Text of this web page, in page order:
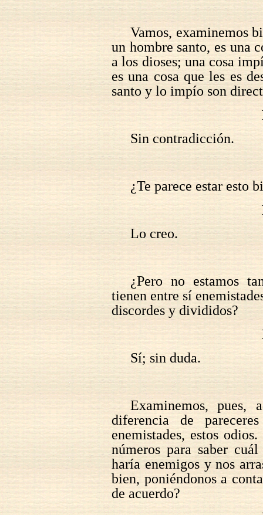
Vamos, examinemos
un hombre santo, es una
a los dioses; una cosa
es una cosa que les es
santo y lo impío son
Sin contradicción.
¿Te parece estar esto
Lo creo.
¿Pero no estamos
tienen entre sí
discordes y divididos?
Sí; sin duda.
Examinemos, pues,
diferencia de
enemistades, estos
números para saber
haría enemigos y nos
bien, poniéndonos a
de acuerdo?